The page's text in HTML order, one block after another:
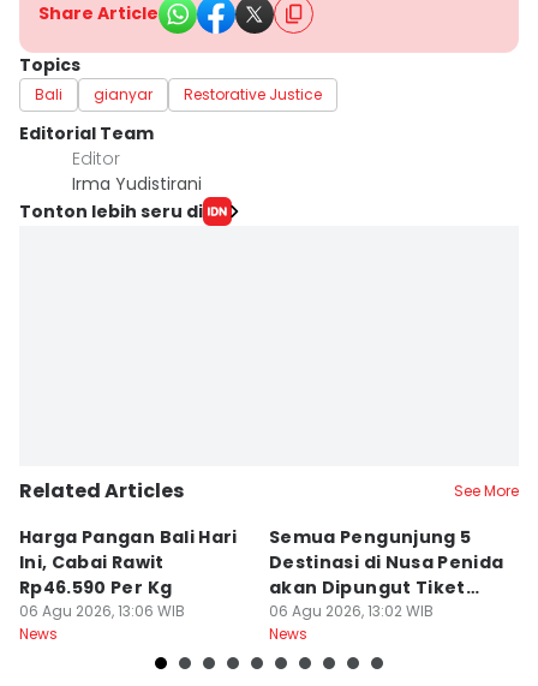
Share Article
Topics
Bali gianyar Restorative Justice
Editorial Team
Editor
Irma Yudistirani
Tonton lebih seru di
Related Articles See More
Harga Pangan Bali Hari
Ini, Cabai Rawit
Rp46.590 Per Kg
06 Agu 2026, 13:06 WIB
News
Semua Pengunjung 5
Destinasi di Nusa Penida
akan Dipungut Tiket
Masuk
06 Agu 2026, 13:02 WIB
News